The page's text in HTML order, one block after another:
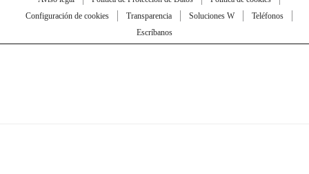
Configuración de cookies
Transparencia Soluciones W
Teléfonos
Escríbanos